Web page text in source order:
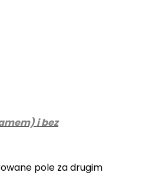
i bez
pole za drugim